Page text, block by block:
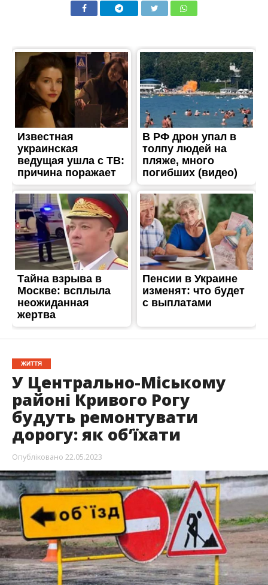
ЖИТТЯ
У Центрально-Міському
районі Кривого Рогу
будуть ремонтувати
дорогу: як об’їхати
Опубліковано 22.05.2023